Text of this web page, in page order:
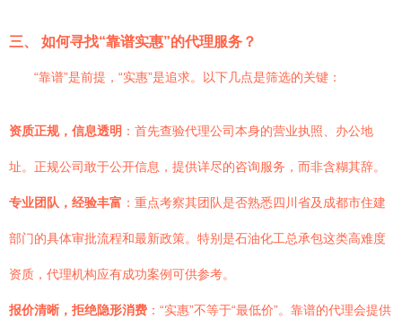
三、 如何寻找“靠谱实惠”的代理服务？
“靠谱”是前提，“实惠”是追求。以下几点是筛选的关键：
资质正规，信息透明 ：首先查验代理公司本身的营业执照、办公地
址。正规公司敢于公开信息，提供详尽的咨询服务，而非含糊其辞。
专业团队，经验丰富 ：重点考察其团队是否熟悉四川省及成都市住建
部门的具体审批流程和最新政策。特别是石油化工总承包这类高难度
资质，代理机构应有成功案例可供参考。
报价清晰，拒绝隐形消费 ：“实惠”不等于“最低价”。靠谱的代理会提供